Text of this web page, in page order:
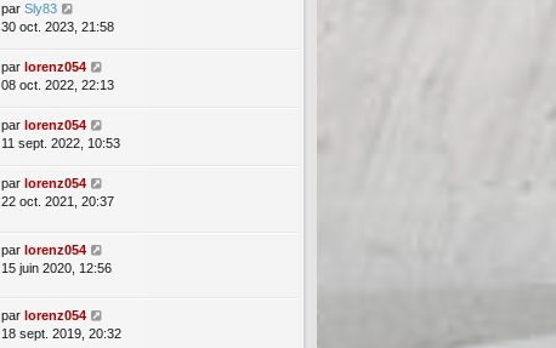
par Sly83
30 oct. 2023, 21:58
par lorenz054
08 oct. 2022, 22:13
par lorenz054
11 sept. 2022, 10:53
par lorenz054
22 oct. 2021, 20:37
par lorenz054
15 juin 2020, 12:56
par lorenz054
18 sept. 2019, 20:32